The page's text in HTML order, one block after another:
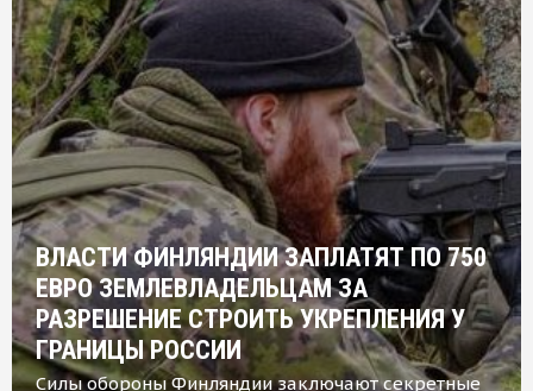
ВЛАСТИ ФИНЛЯНДИИ ЗАПЛАТЯТ ПО 750
ЕВРО ЗЕМЛЕВЛАДЕЛЬЦАМ ЗА
РАЗРЕШЕНИЕ СТРОИТЬ УКРЕПЛЕНИЯ У
ГРАНИЦЫ РОССИИ
Силы обороны Финляндии заключают секретные